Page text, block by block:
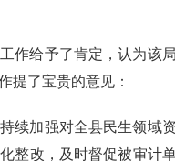
作给予了肯定，认为该
提了宝贵的意见：
续加强对全县民生领域
整改，及时督促被审计